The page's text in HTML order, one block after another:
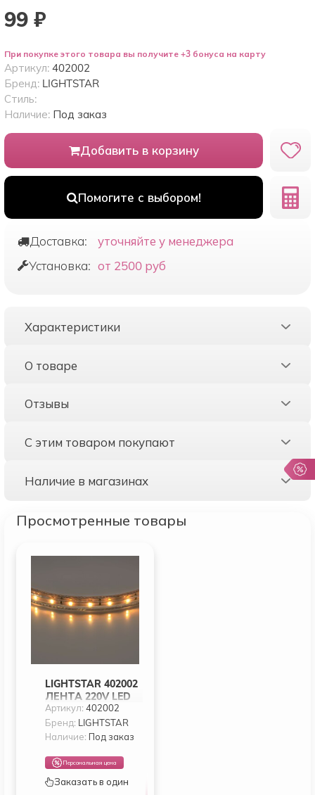
99 ₽
При покупке этого товара вы получите +3 бонуса на карту
Добавить в корзину
Помогите с выбором!
Артикул: 402002
Бренд: LIGHTSTAR
Стиль:
Наличие: Под заказ
Доставка:
уточняйте у менеджера
Установка: от 2500 руб
Характеристики
О товаре
Отзывы
С этим товаром покупают
Наличие в магазинах
Просмотренные товары
LIGHTSTAR 402002
ЛЕНТА 220V LED
3528 60Р 5ММ 3-
4LM LED WW 100M
BOX, ШТ 2800-
БЕЛЫЙ СВЕТ
Артикул:402002
Бренд: LIGHTSTAR
Наличие: Под заказ
Персональная цена
Заказать в один